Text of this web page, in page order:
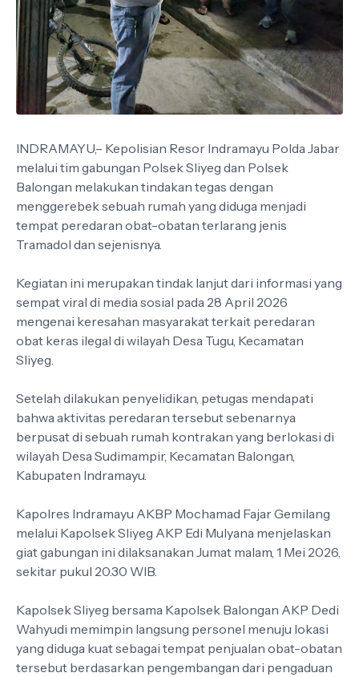
INDRAMAYU,– Kepolisian Resor Indramayu Polda Jabar
melalui tim gabungan Polsek Sliyeg dan Polsek
Balongan melakukan tindakan tegas dengan
menggerebek sebuah rumah yang diduga menjadi
tempat peredaran obat-obatan terlarang jenis
Tramadol dan sejenisnya.
Kegiatan ini merupakan tindak lanjut dari informasi yang
sempat viral di media sosial pada 28 April 2026
mengenai keresahan masyarakat terkait peredaran
obat keras ilegal di wilayah Desa Tugu, Kecamatan
Sliyeg.
Setelah dilakukan penyelidikan, petugas mendapati
bahwa aktivitas peredaran tersebut sebenarnya
berpusat di sebuah rumah kontrakan yang berlokasi di
wilayah Desa Sudimampir, Kecamatan Balongan,
Kabupaten Indramayu.
Kapolres Indramayu AKBP Mochamad Fajar Gemilang
melalui Kapolsek Sliyeg AKP Edi Mulyana menjelaskan
giat gabungan ini dilaksanakan Jumat malam, 1 Mei 2026,
sekitar pukul 20.30 WIB.
Kapolsek Sliyeg bersama Kapolsek Balongan AKP Dedi
Wahyudi memimpin langsung personel menuju lokasi
yang diduga kuat sebagai tempat penjualan obat-obatan
tersebut berdasarkan pengembangan dari pengaduan